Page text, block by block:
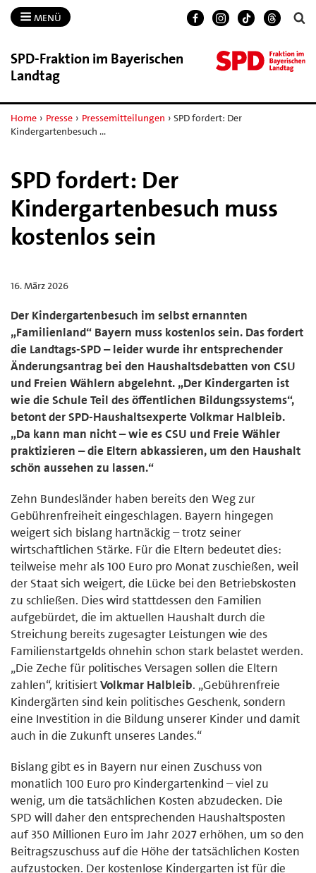
MENÜ
SPD-​Fraktion im Bayerischen
Landtag
Home › Presse › Pressemitteilungen › SPD fordert: Der
Kindergartenbesuch …
SPD fordert: Der
Kindergartenbesuch muss
kostenlos sein
16. März 2026
Der Kindergartenbesuch im selbst ernannten
„Familienland“ Bayern muss kostenlos sein. Das fordert
die Landtags-SPD – leider wurde ihr entsprechender
Änderungsantrag bei den Haushaltsdebatten von CSU
und Freien Wählern abgelehnt. „Der Kindergarten ist
wie die Schule Teil des öffentlichen Bildungssystems“,
betont der SPD-Haushaltsexperte Volkmar Halbleib.
„Da kann man nicht – wie es CSU und Freie Wähler
praktizieren – die Eltern abkassieren, um den Haushalt
schön aussehen zu lassen.“
Zehn Bundesländer haben bereits den Weg zur
Gebührenfreiheit eingeschlagen. Bayern hingegen
weigert sich bislang hartnäckig – trotz seiner
wirtschaftlichen Stärke. Für die Eltern bedeutet dies:
teilweise mehr als 100 Euro pro Monat zuschießen, weil
der Staat sich weigert, die Lücke bei den Betriebskosten
zu schließen. Dies wird stattdessen den Familien
aufgebürdet, die im aktuellen Haushalt durch die
Streichung bereits zugesagter Leistungen wie des
Familienstartgelds ohnehin schon stark belastet werden.
„Die Zeche für politisches Versagen sollen die Eltern
zahlen“, kritisiertVolkmar Halbleib. „Gebührenfreie
Kindergärten sind kein politisches Geschenk, sondern
eine Investition in die Bildung unserer Kinder und damit
auch in die Zukunft unseres Landes.“
Bislang gibt es in Bayern nur einen Zuschuss von
monatlich 100 Euro pro Kindergartenkind – viel zu
wenig, um die tatsächlichen Kosten abzudecken. Die
SPD will daher den entsprechenden Haushaltsposten
auf 350 Millionen Euro im Jahr 2027 erhöhen, um so den
Beitragszuschuss auf die Höhe der tatsächlichen Kosten
aufzustocken. Der kostenlose Kindergarten ist für die